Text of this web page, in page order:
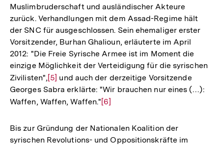
Muslimbruderschaft und ausländischer Akteure
zurück. Verhandlungen mit dem Assad-Regime hält
der SNC für ausgeschlossen. Sein ehemaliger erster
Vorsitzender, Burhan Ghalioun, erläuterte im April
2012: "Die Freie Syrische Armee ist im Moment die
einzige Möglichkeit der Verteidigung für die syrischen
Zivilisten",Zur
Auflösung
der
[5] und auch der derzeitige Vorsitzende
Georges Sabra erklärte: "Wir brauchen nur eines (…):
Waffen, Waffen, Waffen."Zur
der
Fußnote
[6]
Bis zur Gründung der Nationalen Koalition der
syrischen Revolutions- und Oppositionskräfte im